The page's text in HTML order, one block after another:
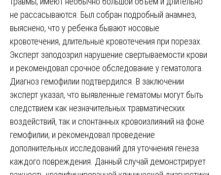
не рассасываются. Был собран подробный анамнез,
выяснено, что у ребенка бывают носовые
кровотечения, длительные кровотечения при порезах.
Эксперт заподозрил нарушение свертываемости крови
и рекомендовал срочное обследование у гематолога.
Диагноз гемофилии подтвердился. В заключении
эксперт указал, что выявленные гематомы могут быть
следствием как незначительных травматических
воздействий, так и спонтанных кровоизлияний на фоне
гемофилии, и рекомендовал проведение
дополнительных исследований для уточнения генеза
каждого повреждения. Данный случай демонстрирует